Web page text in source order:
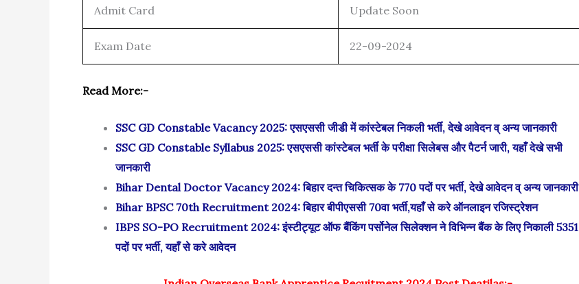
Admit Card Update Soon
Exam Date 22-09-2024
Read More:-
SSC GD Constable Vacancy 2025: एसएससी जीडी में कांस्टेबल निकली भर्ती, देखे आवेदन व् अन्य जानकारी
SSC GD Constable Syllabus 2025: एसएससी कांस्टेबल भर्ती के परीक्षा सिलेबस और पैटर्न जारी, यहाँ देखे सभी
जानकारी
Bihar Dental Doctor Vacancy 2024: बिहार दन्त चिकित्सक के 770 पदों पर भर्ती, देखे आवेदन व् अन्य जानकारी
Bihar BPSC 70th Recruitment 2024: बिहार बीपीएससी 70वा भर्ती,यहाँ से करे ऑनलाइन रजिस्ट्रेशन
IBPS SO-PO Recruitment 2024: इंस्टीट्यूट ऑफ बैंकिंग पर्सोनेल सिलेक्शन ने विभिन्न बैंक के लिए निकाली 5351
पदों पर भर्ती, यहाँ से करे आवेदन